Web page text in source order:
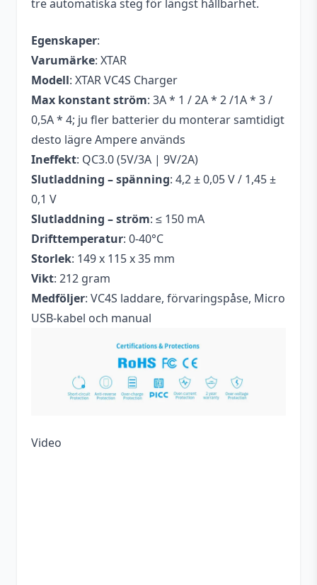
tre automatiska steg för längst hållbarhet.
Egenskaper:
Varumärke: XTAR
Modell: XTAR VC4S Charger
Max konstant ström: 3A * 1 / 2A * 2 /1A * 3 /
0,5A * 4; ju fler batterier du monterar samtidigt
desto lägre Ampere används
Ineffekt: QC3.0 (5V/3A | 9V/2A)
Slutladdning – spänning: 4,2 ± 0,05 V / 1,45 ±
0,1 V
Slutladdning – ström: ≤ 150 mA
Drifttemperatur: 0-40°C
Storlek: 149 x 115 x 35 mm
Vikt: 212 gram
Medföljer: VC4S laddare, förvaringspåse, Micro
USB-kabel och manual
Video